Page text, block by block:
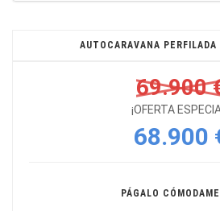
AUTOCARAVANA PERFILADA
69.900
¡OFERTA
68.900
PÁGALO